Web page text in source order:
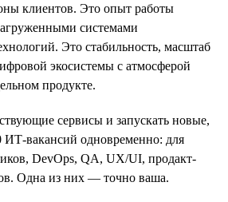
клиентов. Это опыт работы
системами
Это стабильность, масштаб
экосистемы с атмосферой
продукте.
сервисы и запускать новые,
вакансий одновременно: для
DevOps, QA, UX/UI, продакт-
Одна из них — точно ваша.